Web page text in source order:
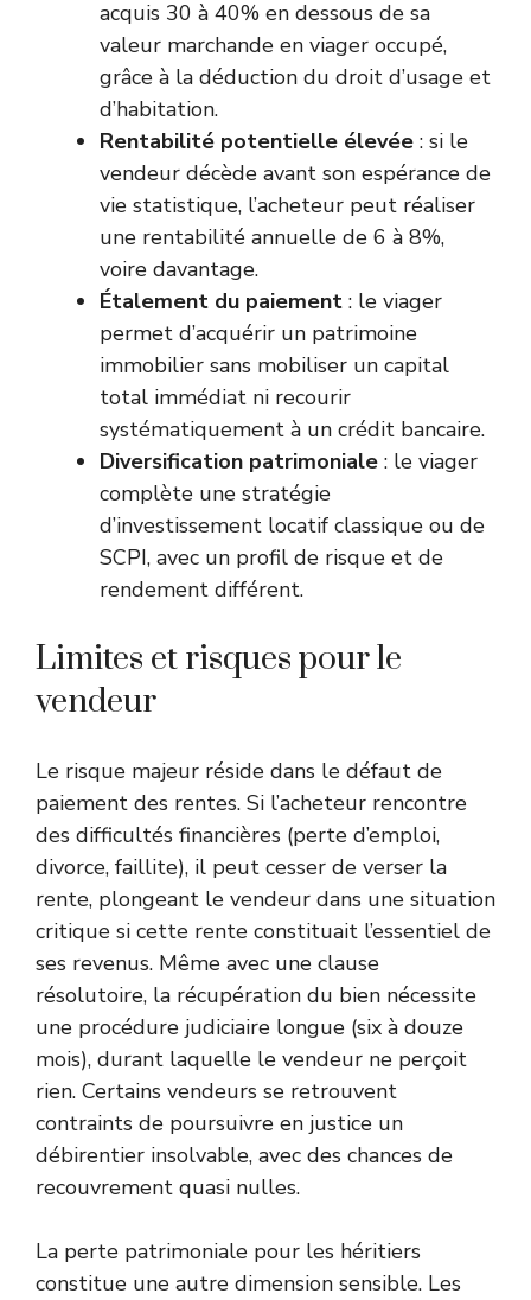
acquis 30 à 40% en dessous de sa
valeur marchande en viager occupé,
grâce à la déduction du droit d’usage et
d’habitation.
Rentabilité potentielle élevée : si le
vendeur décède avant son espérance de
vie statistique, l’acheteur peut réaliser
une rentabilité annuelle de 6 à 8%,
voire davantage.
Étalement du paiement : le viager
permet d’acquérir un patrimoine
immobilier sans mobiliser un capital
total immédiat ni recourir
systématiquement à un crédit bancaire.
Diversification patrimoniale : le viager
complète une stratégie
d’investissement locatif classique ou de
SCPI, avec un profil de risque et de
rendement différent.
Limites et risques pour le
vendeur
Le risque majeur réside dans le défaut de
paiement des rentes. Si l’acheteur rencontre
des difficultés financières (perte d’emploi,
divorce, faillite), il peut cesser de verser la
rente, plongeant le vendeur dans une situation
critique si cette rente constituait l’essentiel de
ses revenus. Même avec une clause
résolutoire, la récupération du bien nécessite
une procédure judiciaire longue (six à douze
mois), durant laquelle le vendeur ne perçoit
rien. Certains vendeurs se retrouvent
contraints de poursuivre en justice un
débirentier insolvable, avec des chances de
recouvrement quasi nulles.
La perte patrimoniale pour les héritiers
constitue une autre dimension sensible. Les